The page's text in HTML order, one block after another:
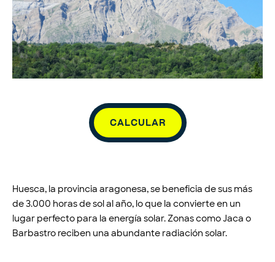
CALCULAR
Huesca, la provincia aragonesa, se beneficia de sus más
de 3.000 horas de sol al año, lo que la convierte en un
lugar perfecto para la energía solar. Zonas como Jaca o
Barbastro reciben una abundante radiación solar.